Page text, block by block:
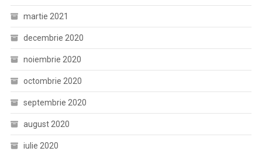
martie 2021
decembrie 2020
noiembrie 2020
octombrie 2020
septembrie 2020
august 2020
iulie 2020